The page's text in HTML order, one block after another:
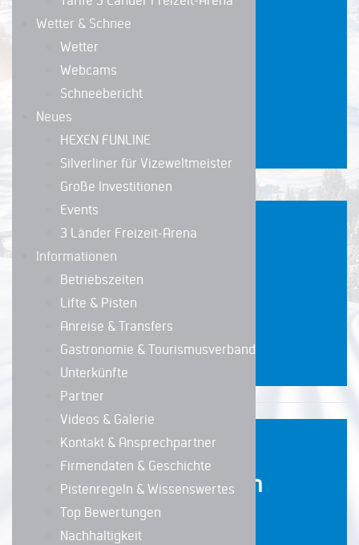
Wetter & Schnee
Wetter
Webcams
Schneebericht
Neues
HEXEN FUNLINE
Silverliner für Vizeweltmeister
Große Investitionen
Events
3 Länder Freizeit-Arena
Informationen
Betriebszeiten
Lifte & Pisten
Anreise & Transfers
Gastronomie & Tourismusverband
Unterkünfte
Partner
Videos & Galerie
Kontakt & Ansprechpartner
Firmendaten & Geschichte
Pistenregeln & Wissenswertes
Top Bewertungen
Nachhaltigkeit
Almenwelt
Super Ski
DETAILS
Jetzt
Ticket bestellen
Online Tickets